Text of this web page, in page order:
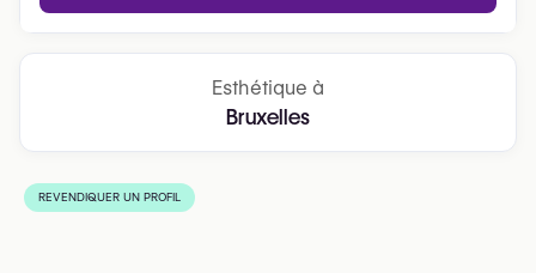
Esthétique à
Bruxelles
REVENDIQUER UN PROFIL